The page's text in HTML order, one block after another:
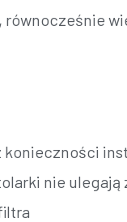
równocześnie
konieczności
nie ulegają